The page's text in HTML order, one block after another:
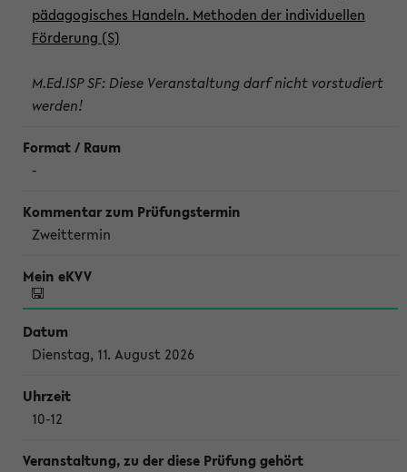
pädagogisches Handeln. Methoden der individuellen
Förderung (S)
M.Ed.ISP SF: Diese Veranstaltung darf nicht vorstudiert
werden!
-
Zweittermin
Dienstag, 11. August 2026
10-12